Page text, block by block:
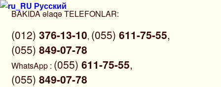
Skip
content
BAKIDA əlaqə TELEFONLAR:
(012) 376-13-10, (055) 611-75-55,
(055) 849-07-78
WhatsApp : (055) 611-75-55,
(055) 849-07-78
Русский